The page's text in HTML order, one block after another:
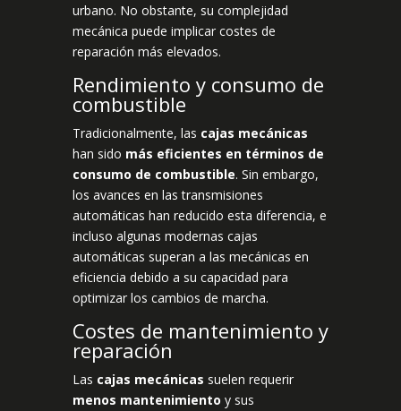
urbano. No obstante, su complejidad
mecánica puede implicar costes de
reparación más elevados.
Rendimiento y consumo de
combustible
Tradicionalmente, las cajas mecánicas
han sido más eficientes en términos de
consumo de combustible. Sin embargo,
los avances en las transmisiones
automáticas han reducido esta diferencia, e
incluso algunas modernas cajas
automáticas superan a las mecánicas en
eficiencia debido a su capacidad para
optimizar los cambios de marcha.
Costes de mantenimiento y
reparación
Las cajas mecánicas suelen requerir
menos mantenimiento y sus